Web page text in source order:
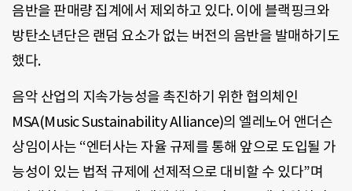
음반을 판매량 집계에서 제외하고 있다. 이에 블랙핑크와
방탄소년단은 랜덤 요소가 없는 버전의 음반을 발매하기도
했다.
음악 산업의 지속가능성을 촉진하기 위한 협의체인
MSA(Music Sustainability Alliance)의 엘레노어 앤더슨
상임이사는 “엔터사는 자율 규제를 통해 앞으로 도입될 가
능성이 있는 법적 규제에 선제적으로 대비할 수 있다”며